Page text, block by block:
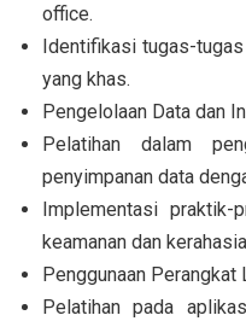
office.
Identifikasi tugas-
yang khas.
Pengelolaan Data dan
Pelatihan dalam
penyimpanan data
Implementasi praktik-
keamanan dan
Penggunaan Perangkat
Pelatihan pada